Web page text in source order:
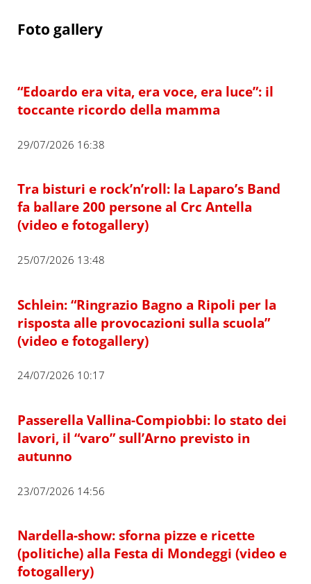
Foto gallery
“Edoardo era vita, era voce, era luce”: il
toccante ricordo della mamma
29/07/2026 16:38
Tra bisturi e rock’n’roll: la Laparo’s Band
fa ballare 200 persone al Crc Antella
(video e fotogallery)
25/07/2026 13:48
Schlein: “Ringrazio Bagno a Ripoli per la
risposta alle provocazioni sulla scuola”
(video e fotogallery)
24/07/2026 10:17
Passerella Vallina-Compiobbi: lo stato dei
lavori, il “varo” sull’Arno previsto in
autunno
23/07/2026 14:56
Nardella-show: sforna pizze e ricette
(politiche) alla Festa di Mondeggi (video e
fotogallery)